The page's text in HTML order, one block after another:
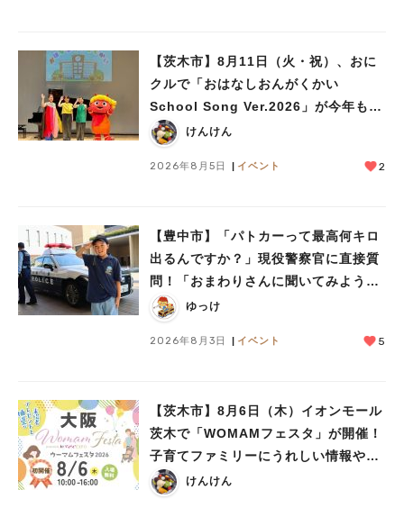
【茨木市】8月11日（火・祝）、おに
クルで「おはなしおんがくかい
School Song Ver.2026」が今年も開
催！テーマは「学校」♪
けんけん
2026年8月5日 イベント 2
【豊中市】「パトカーって最高何キロ
出るんですか？」現役警察官に直接質
問！「おまわりさんに聞いてみよう」
に参加しました
ゆっけ
2026年8月3日 イベント 5
【茨木市】8月6日（木）イオンモール
茨木で「WOMAMフェスタ」が開催！
子育てファミリーにうれしい情報やプ
レゼントがいっぱい♪
けんけん